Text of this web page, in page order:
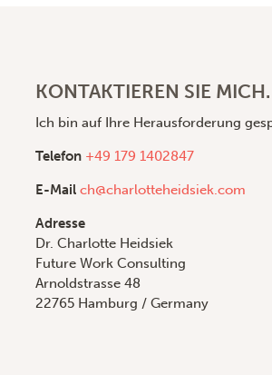
KONTAKTIEREN SIE MICH.
Ich bin auf Ihre Herausforderung
Telefon +49 179 1402847
E-Mail ch@charlotteheidsiek.com
Adresse
Dr. Charlotte Heidsiek
Future Work Consulting
Arnoldstrasse 48
22765 Hamburg / Germany